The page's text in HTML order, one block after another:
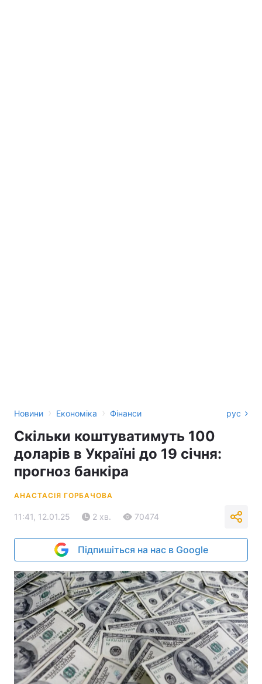
Новини › Економіка › Фінанси рус
Скільки коштуватимуть 100
доларів в Україні до 19 січня:
прогноз банкіра
АНАСТАСІЯ ГОРБАЧОВА
11:41, 12.01.25 2 хв. 70474
Підпишіться на нас в Google